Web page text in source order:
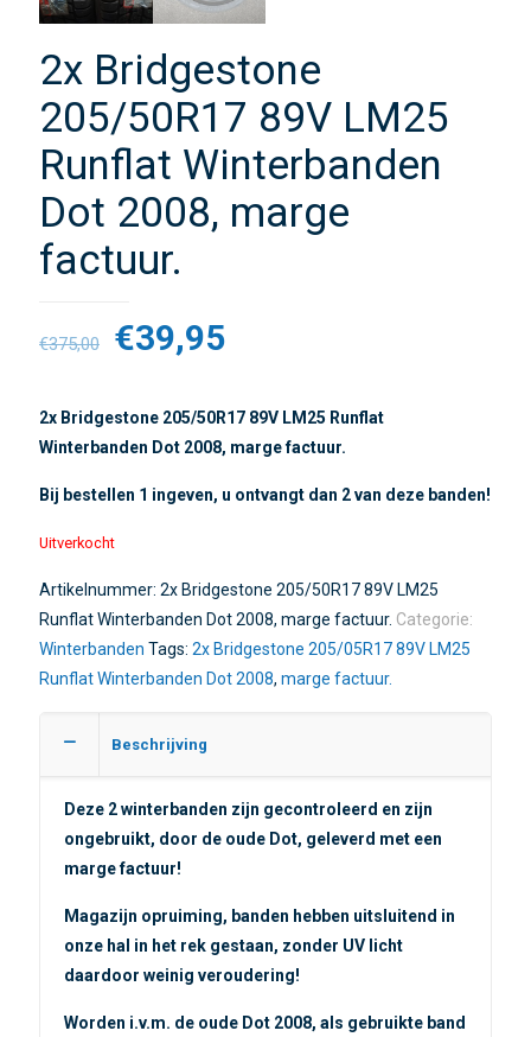
2x Bridgestone
205/50R17 89V LM25
Runflat Winterbanden
Dot 2008, marge
factuur.
€375,00 €39,95
2x Bridgestone 205/50R17 89V LM25 Runflat
Winterbanden Dot 2008, marge factuur.
Bij bestellen 1 ingeven, u ontvangt dan 2 van deze banden!
Uitverkocht
Artikelnummer: 2x Bridgestone 205/50R17 89V LM25
Runflat Winterbanden Dot 2008, marge factuur. Categorie:
Winterbanden Tags: 2x Bridgestone 205/05R17 89V LM25
Runflat Winterbanden Dot 2008, marge factuur.
Beschrijving
Deze 2 winterbanden zijn gecontroleerd en zijn
ongebruikt, door de oude Dot, geleverd met een
marge factuur!
Magazijn opruiming, banden hebben uitsluitend in
onze hal in het rek gestaan, zonder UV licht
daardoor weinig veroudering!
Worden i.v.m. de oude Dot 2008, als gebruikte band